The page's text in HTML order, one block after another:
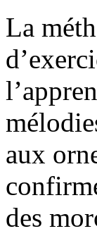
La
aux
des